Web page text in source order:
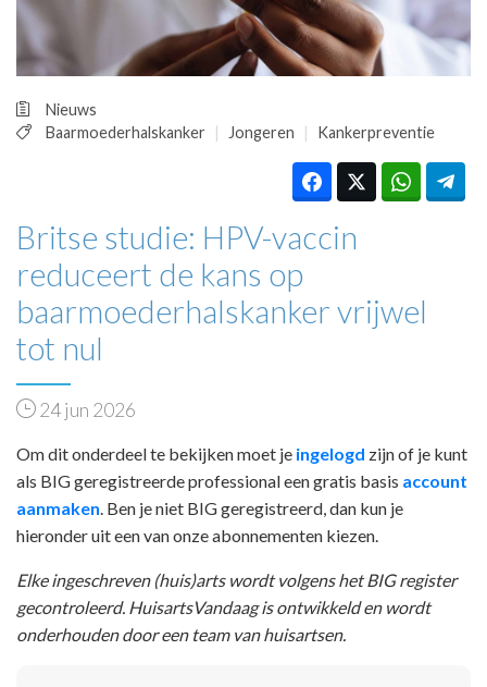
PRAKTIJKZAKEN
TARIEVEN
MEDISCHE VAKHANDEL
Nieuws
Baarmoederhalskanker
Jongeren Kankerpreventie
Britse studie: HPV-vaccin
reduceert de kans op
baarmoederhalskanker vrijwel
tot nul
24 jun 2026
Om dit onderdeel te bekijken moet je ingelogd zijn of je kunt
als BIG geregistreerde professional een gratis basis account
aanmaken. Ben je niet BIG geregistreerd, dan kun je
hieronder uit een van onze abonnementen kiezen.
Elke ingeschreven (huis)arts wordt volgens het BIG register
gecontroleerd. HuisartsVandaag is ontwikkeld en wordt
onderhouden door een team van huisartsen.